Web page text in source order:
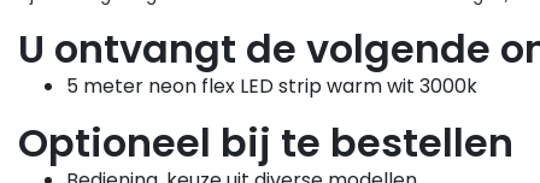
U ontvangt de volgende
5 meter neon flex LED strip warm wit 3000k
Optioneel bij te bestellen